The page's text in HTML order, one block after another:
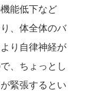
能低下など
、体全体のバ
り自律神経が
、ちょっとし
緊張するとい